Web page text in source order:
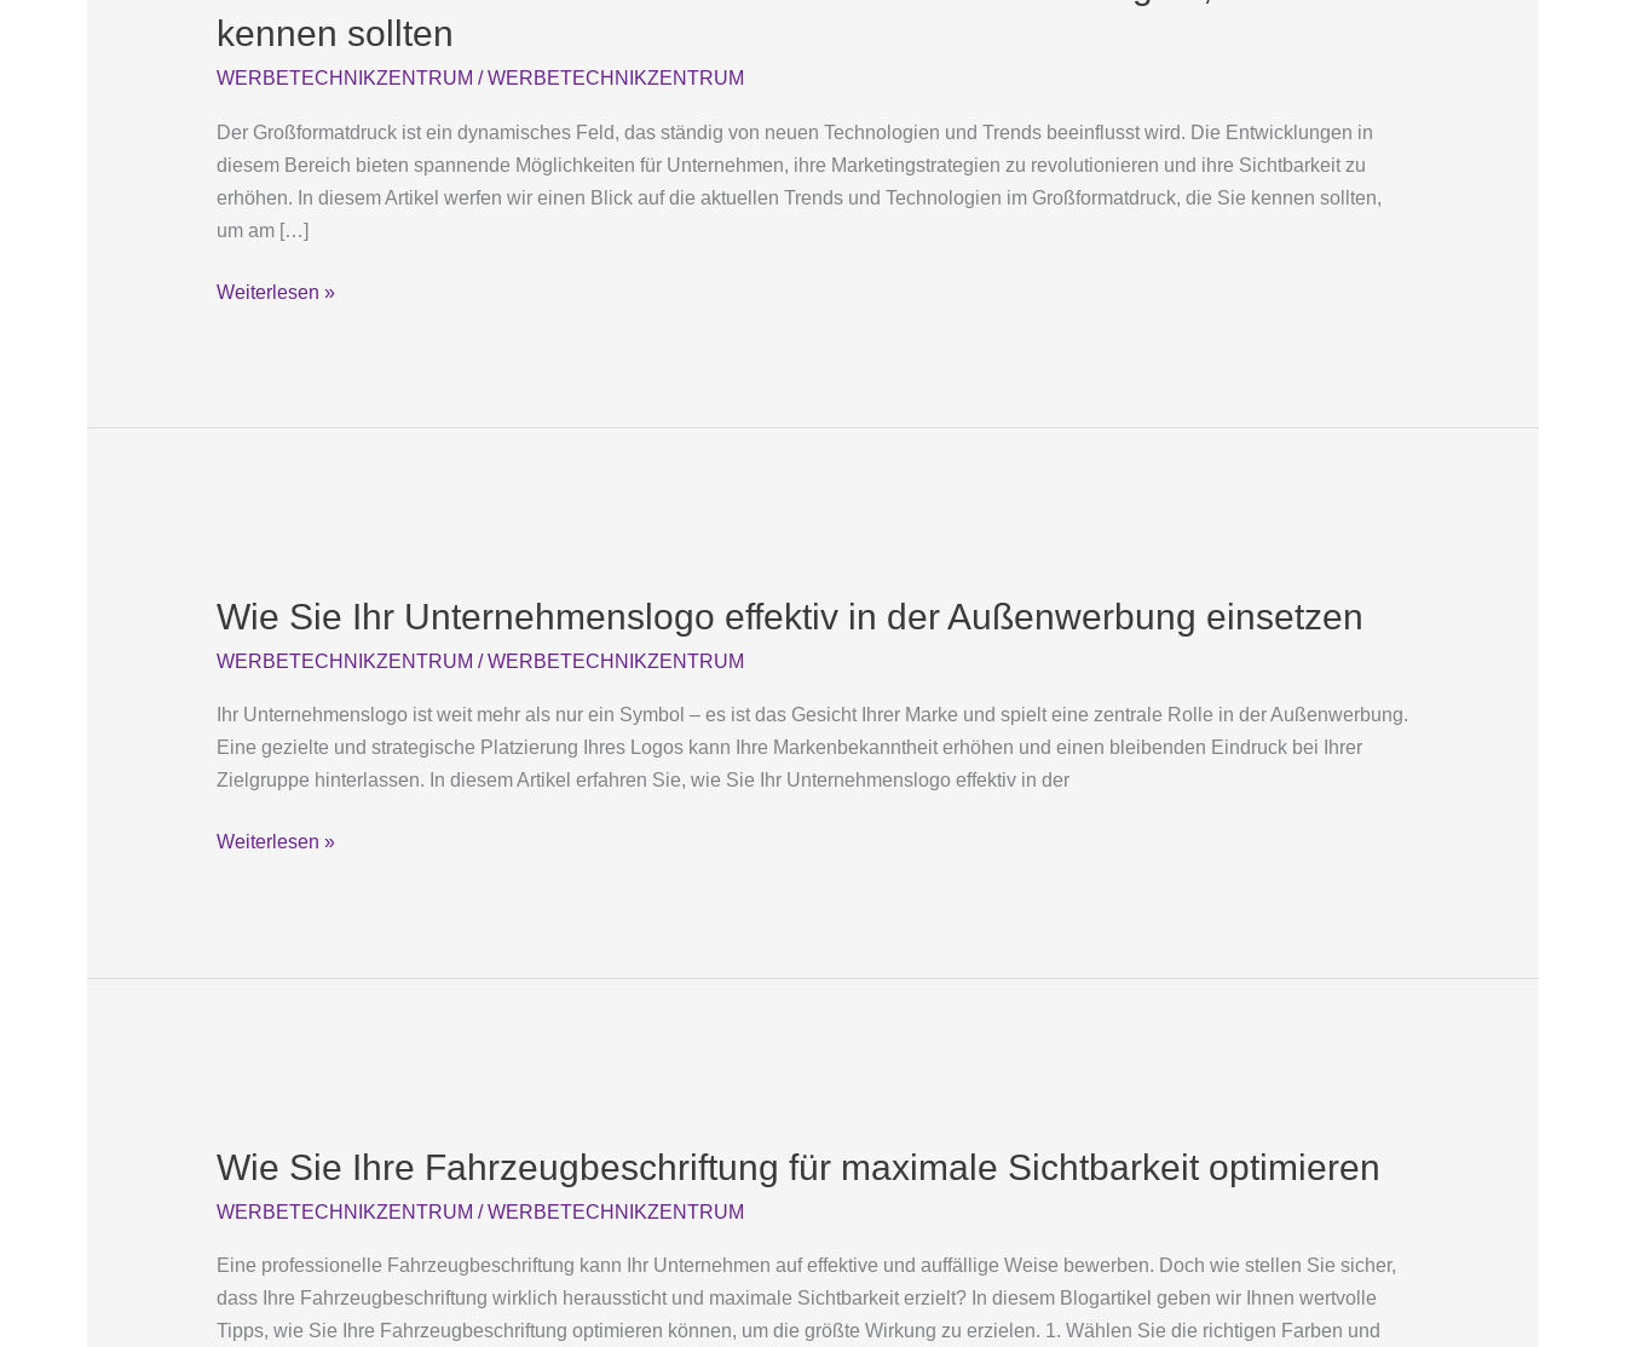
kennen sollten
WERBETECHNIKZENTRUM /WERBETECHNIKZENTRUM
Der Großformatdruck ist ein dynamisches Feld, das ständig von neuen Technologien und Trends beeinflusst wird. Die Entwicklungen in
diesem Bereich bieten spannende Möglichkeiten für Unternehmen, ihre Marketingstrategien zu revolutionieren und ihre Sichtbarkeit zu
erhöhen. In diesem Artikel werfen wir einen Blick auf die aktuellen Trends und Technologien im Großformatdruck, die Sie kennen sollten,
um am […]
Großformatdrucks:
Trends
und
die
Sie
kennen
sollten
Weiterlesen »
Wie Sie Ihr Unternehmenslogo effektiv in der Außenwerbung einsetzen
WERBETECHNIKZENTRUM /WERBETECHNIKZENTRUM
Ihr Unternehmenslogo ist weit mehr als nur ein Symbol – es ist das Gesicht Ihrer Marke und spielt eine zentrale Rolle in der Außenwerbung.
Eine gezielte und strategische Platzierung Ihres Logos kann Ihre Markenbekanntheit erhöhen und einen bleibenden Eindruck bei Ihrer
Zielgruppe hinterlassen. In diesem Artikel erfahren Sie, wie Sie Ihr Unternehmenslogo effektiv in der
Ihr
in
der
Außenwerbung
Weiterlesen »
Wie Sie Ihre Fahrzeugbeschriftung für maximale Sichtbarkeit optimieren
WERBETECHNIKZENTRUM /WERBETECHNIKZENTRUM
Eine professionelle Fahrzeugbeschriftung kann Ihr Unternehmen auf effektive und auffällige Weise bewerben. Doch wie stellen Sie sicher,
dass Ihre Fahrzeugbeschriftung wirklich heraussticht und maximale Sichtbarkeit erzielt? In diesem Blogartikel geben wir Ihnen wertvolle
Tipps, wie Sie Ihre Fahrzeugbeschriftung optimieren können, um die größte Wirkung zu erzielen. 1. Wählen Sie die richtigen Farben und
Ihre
maximale
Sichtbarkeit
optimieren